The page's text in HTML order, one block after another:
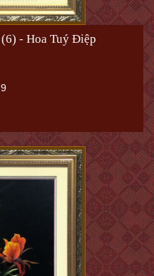
- Hoa Tuý Điệp